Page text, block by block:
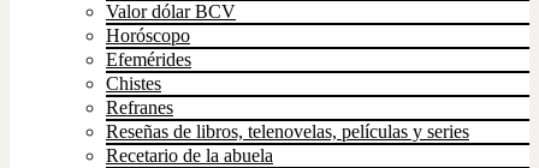
Valor dólar BCV
Horóscopo
Efemérides
Chistes
Refranes
Reseñas de libros, telenovelas, películas y series
Recetario de la abuela